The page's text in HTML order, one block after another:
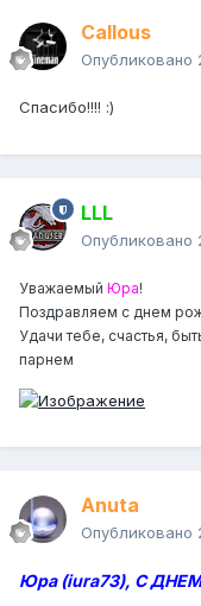
Callous
Опубликовано
Спасибо!!!! :)
LLL
Опубликовано
Уважаемый Юра!
Поздравляем с днем
Удачи тебе, счастья,
парнем
Anuta
Опубликовано
Юра (iura73), С